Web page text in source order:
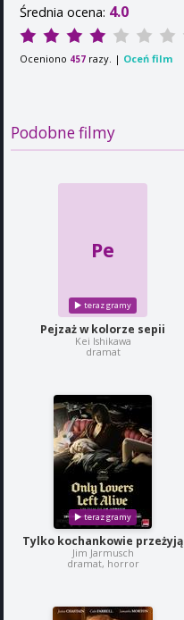
Średnia ocena: 4.0
Oceniono 457 razy. | Oceń film
Podobne filmy
Pe
Pejzaż w kolorze sepii
Kei Ishikawa
dramat
Tylko kochankowie przeżyją
Jim Jarmusch
dramat, horror